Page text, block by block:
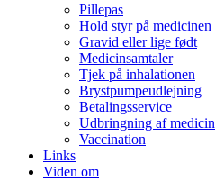
Pillepas
Hold styr på medicinen
Gravid eller lige født
Medicinsamtaler
Tjek på inhalationen
Brystpumpeudlejning
Betalingsservice
Udbringning af medicin
Vaccination
Links
Viden om